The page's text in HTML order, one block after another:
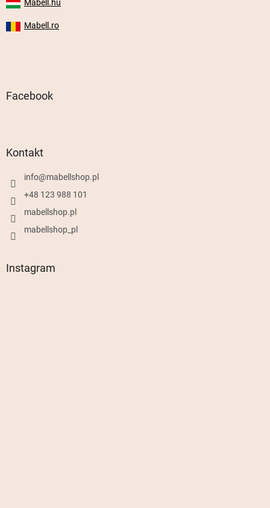
Mabell.hu
Mabell.ro
Facebook
Kontakt
info@mabellshop.pl
+48 123 988 101
mabellshop.pl
mabellshop_pl
Instagram